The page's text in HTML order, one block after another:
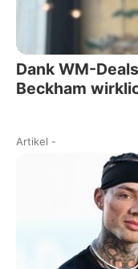
Dank WM-
Beckham
Artikel -